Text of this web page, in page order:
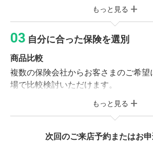
※現在ご加入の保険がある方
ご加入中の保険証券または契約内容
をお持ちください。
保険診断サービス（無料）
相談前に保険市場の「folderアプリ
を保存していただくと、オプショ
ービスをご利用いただけます。 加
険の見直しができ相談時間の短縮
保険の基本形や社会保障制度をご確認
まに合った保障プランを作成いたしま
もっと見る
自分に合った保険を選別
商品比較
複数の保険会社からお客さまのご希望
場で比較検討いただけます。
お客さまのご予算やご希望に合わせて
います。気に入った商品をお選びくだ
もっと見る
次回のご来店予約またはお